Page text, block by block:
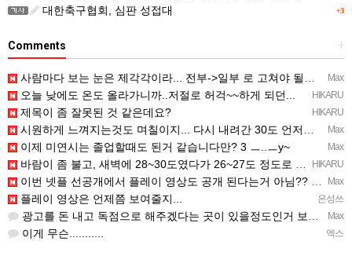
+3
대한축구협회, 심판 성접대
+
Comments
Max
사람마다 보는 눈은 제각각이라... 전부->일부 로 고쳐야 될듯 ㅡ..ㅡy~
HIKARU
오늘 낮에도 온도 올라가니까..저절로 허걱~~하게 되던...
HIKARU
제목이 좀 잘못된 것 같은데요?
Max
시원하게 느껴지는것도 며칠이지... 다시 내려간 30도 언저리 온도에 적응되면 고대로 다시 더움..
Max
이제 미연시는 졸업할때도 된거 같습니다만? 3 ㅡ..ㅡy~
HIKARU
바람이 좀 불고, 새벽에 28~30도였다가 26~27도 정도로 내려감...─ ─)a
Max
이번 넷플 선공개에서 플레이 영상도 공개 된다는거 아님?? ㅡㅡa
은성쓰
플레이 영상은 언제쯤 보여줄지...
Max
광고를 돈 내고 독점으로 해주겠다는 곳이 있을정도인거 보면 어마어마한 게임은 맞는듯 ㅡ..ㅡ... 여태까지 …
엑스
이게 무슨...........